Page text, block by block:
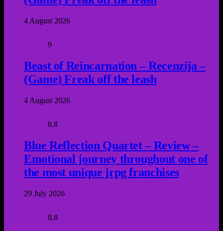
4 August 2026
9
Beast of Reincarnation – Recenzija –
(Game) Freak off the leash
4 August 2026
8.8
Blue Reflection Quartet – Review –
Emotional journey throughout one of
the most unique jrpg franchises
29 July 2026
8.8